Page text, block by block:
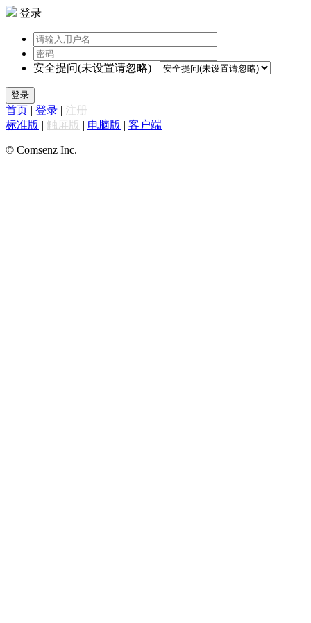
登录
安全提问(未设置请忽略)
登录
首页 | 登录 | 注册
标准版 | 触屏版 | 电脑版 | 客户端
© Comsenz Inc.